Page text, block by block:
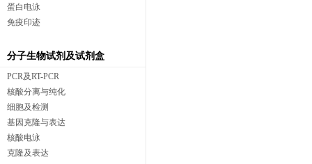
蛋白电泳
免疫印迹
分子生物试剂及试剂盒
PCR及RT-PCR
核酸分离与纯化
细胞及检测
基因克隆与表达
核酸电泳
克隆及表达